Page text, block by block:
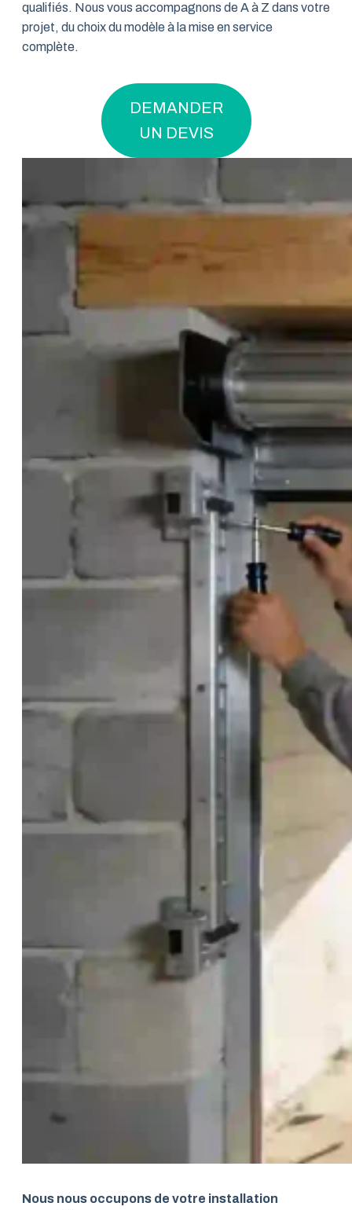
qualifiés. Nous vous accompagnons de A à Z dans votre
projet, du choix du modèle à la mise en service
complète.
DEMANDER
UN DEVIS
Nous nous occupons de votre installation